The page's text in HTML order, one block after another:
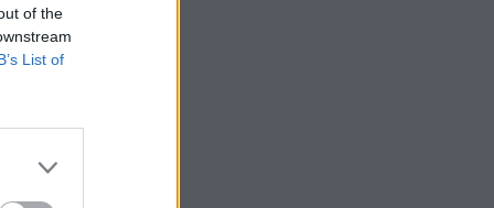
of the
List of